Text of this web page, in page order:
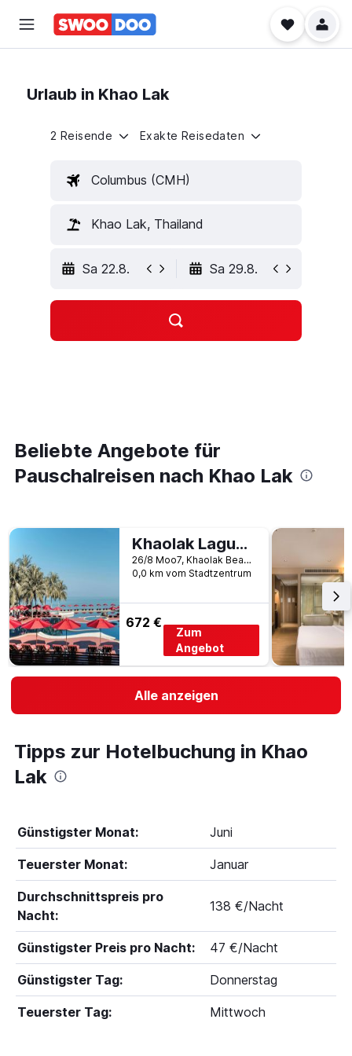
Urlaub in Khao Lak
2 Reisende Exakte Reisedaten
Columbus (CMH)
Khao Lak, Thailand
Sa 22.8. Sa 29.8.
Beliebte Angebote für
Pauschalreisen nach Khao Lak
Khaolak Laguna Resort
26/8 Moo7, Khaolak Beach, Khuk Khak, Khao Lak, Thailand
0,0 km vom Stadtzentrum
672 €
Zum
Angebot
Alle anzeigen
Tipps zur Hotelbuchung in Khao
Lak
Günstigster Monat: Juni
Teuerster Monat: Januar
Durchschnittspreis pro
Nacht:
138 €/Nacht
Günstigster Preis pro Nacht: 47 €/Nacht
Günstigster Tag: Donnerstag
Teuerster Tag: Mittwoch